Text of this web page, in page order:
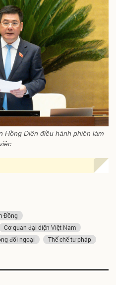
Hồng Diên điều hành phiên làm
Đồng
Cơ quan đại diện Việt Nam
đối ngoại
Thể chế tư pháp